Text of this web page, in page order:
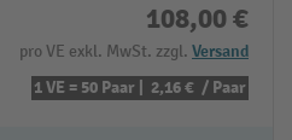
108,00 €
pro VE exkl. MwSt. zzgl. Versand
1 VE = 50 Paar | 2,16 € / Paar